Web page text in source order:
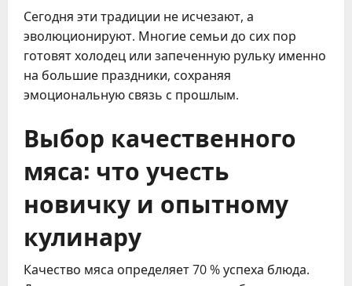
Сегодня эти традиции не исчезают, а
эволюционируют. Многие семьи до сих пор
готовят холодец или запеченную рульку именно
на большие праздники, сохраняя
эмоциональную связь с прошлым.
Выбор качественного
мяса: что учесть
новичку и опытному
кулинару
Качество мяса определяет 70 % успеха блюда.